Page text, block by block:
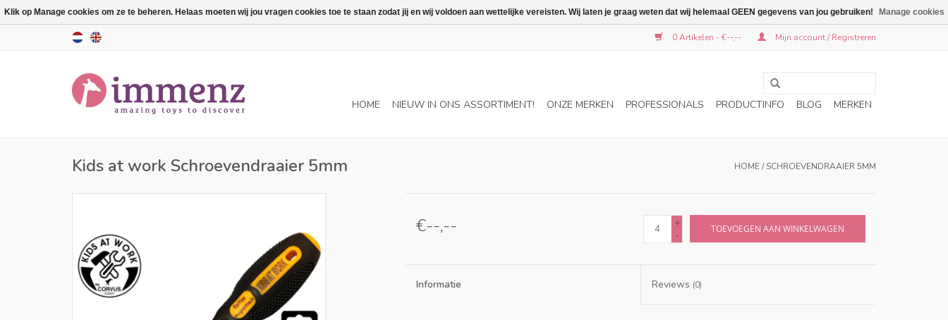
0 Artikelen - €--,-- Mijn account / Registreren
HOME NIEUW IN ONS ASSORTIMENT! ONZE MERKEN PROFESSIONALS PRODUCTINFO BLOG MERKEN
Kids at work Schroevendraaier 5mm HOME/SCHROEVENDRAAIER 5MM
€--,--
+
-
TOEVOEGEN AAN WINKELWAGEN
Informatie Reviews (0)
Klik op Manage cookies om ze te beheren. Helaas moeten wij jou vragen cookies toe te staan zodat jij en wij voldoen aan wettelijke vereisten. Wij laten je graag weten dat wij helemaal GEEN gegevens van jou gebruiken! Manage cookies